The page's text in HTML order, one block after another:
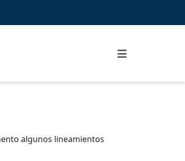
algunos lineamientos